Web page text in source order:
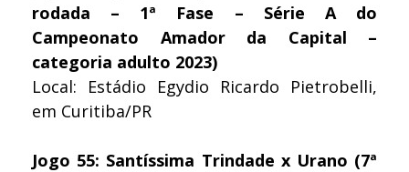
rodada – 1ª Fase – Série A do
Campeonato Amador da Capital –
categoria adulto 2023)
Local: Estádio Egydio Ricardo Pietrobelli,
em Curitiba/PR
Jogo 55: Santíssima Trindade x Urano (7ª